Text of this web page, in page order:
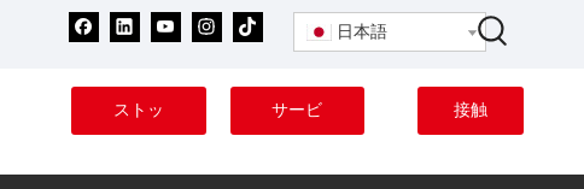
日本語
ストッ サービ 接触